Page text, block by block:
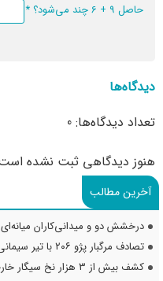
حاصل 9 + 6 چند می‌شود؟ *
دیدگاه‌ها
تعداد دیدگاه‌ها: 0
هنوز دیدگاهی ثبت نشده
آخرین مطالب
درخشش دو و میدانی‌کاران
تصادف مرگبار پژو ۲۰۶ با تیر سیمانی در جاده ترانزیت میانه
کشف بیش از ۳ هزار نخ سیگار خارجی قاچاق و مواد مخدر در میانه